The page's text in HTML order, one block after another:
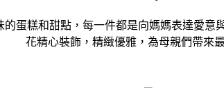
蛋糕和甜點，每一件都是向媽媽表達愛
花精心裝飾，精緻優雅，為母親們帶來